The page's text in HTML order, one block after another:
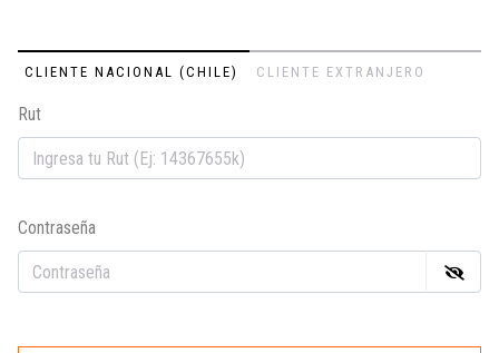
CLIENTE NACIONAL (CHILE) CLIENTE EXTRANJERO
Rut
Contraseña